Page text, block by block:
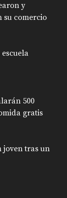
y
su comercio
500
gratis
joven tras un